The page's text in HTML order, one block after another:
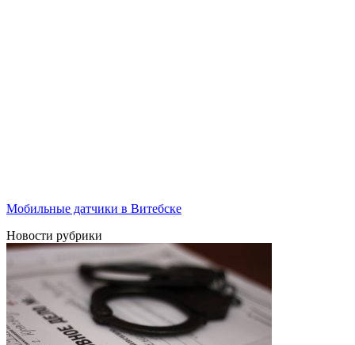
Мобильные датчики в Витебске
Новости рубрики